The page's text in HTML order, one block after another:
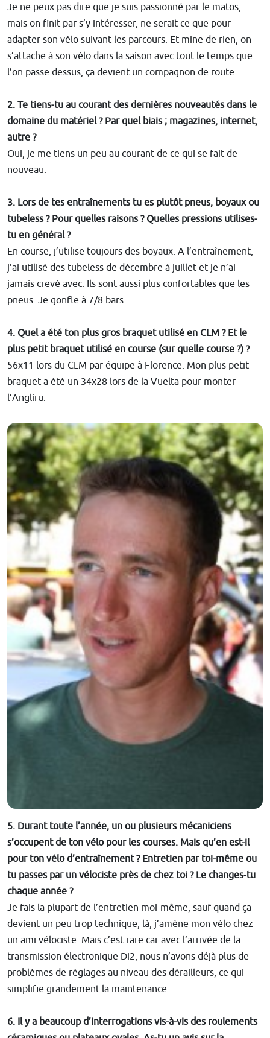
Je ne peux pas dire que je suis passionné par le matos,
mais on finit par s’y intéresser, ne serait-ce que pour
adapter son vélo suivant les parcours. Et mine de rien, on
s’attache à son vélo dans la saison avec tout le temps que
l’on passe dessus, ça devient un compagnon de route.
2. Te tiens-tu au courant des dernières nouveautés dans le
domaine du matériel ? Par quel biais ; magazines, internet,
autre ?
Oui, je me tiens un peu au courant de ce qui se fait de
nouveau.
3. Lors de tes entraînements tu es plutôt pneus, boyaux ou
tubeless ? Pour quelles raisons ? Quelles pressions utilises-
tu en général ?
En course, j’utilise toujours des boyaux. A l’entraînement,
j’ai utilisé des tubeless de décembre à juillet et je n’ai
jamais crevé avec. Ils sont aussi plus confortables que les
pneus. Je gonfle à 7/8 bars..
4. Quel a été ton plus gros braquet utilisé en CLM ? Et le
plus petit braquet utilisé en course (sur quelle course ?) ?
56x11 lors du CLM par équipe à Florence. Mon plus petit
braquet a été un 34x28 lors de la Vuelta pour monter
l’Angliru.
5. Durant toute l’année, un ou plusieurs mécaniciens
s’occupent de ton vélo pour les courses. Mais qu’en est-il
pour ton vélo d’entraînement ? Entretien par toi-même ou
tu passes par un vélociste près de chez toi ? Le changes-tu
chaque année ?
Je fais la plupart de l’entretien moi-même, sauf quand ça
devient un peu trop technique, là, j’amène mon vélo chez
un ami vélociste. Mais c’est rare car avec l’arrivée de la
transmission électronique Di2, nous n’avons déjà plus de
problèmes de réglages au niveau des dérailleurs, ce qui
simplifie grandement la maintenance.
6. Il y a beaucoup d’interrogations vis-à-vis des roulements